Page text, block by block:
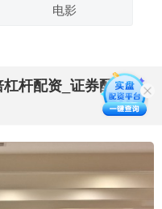
电影
杆配资_证券配资公